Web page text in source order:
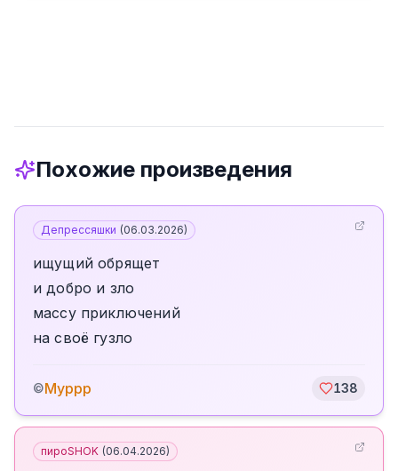
Похожие произведения
Депрессяшки (06.03.2026)
ищущий обрящет
и добро и зло
массу приключений
на своё гузло
©Муррр 138
пироSHOK (06.04.2026)